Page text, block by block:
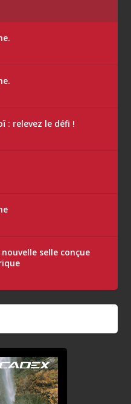
: relevez le défi !
selle conçue